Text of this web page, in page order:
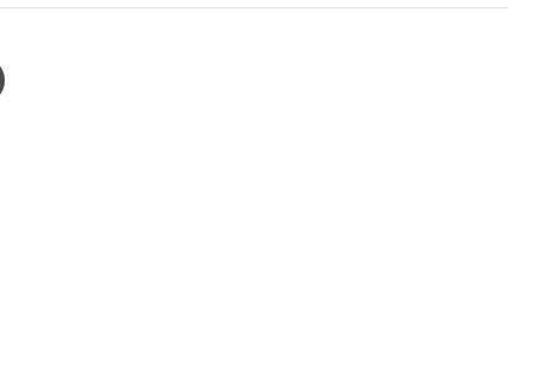
Video zeigt ein Produkt namens LASTARE , das ein Rahmen mit
Korpus mit Türen, weiß, 60x42x200 cm